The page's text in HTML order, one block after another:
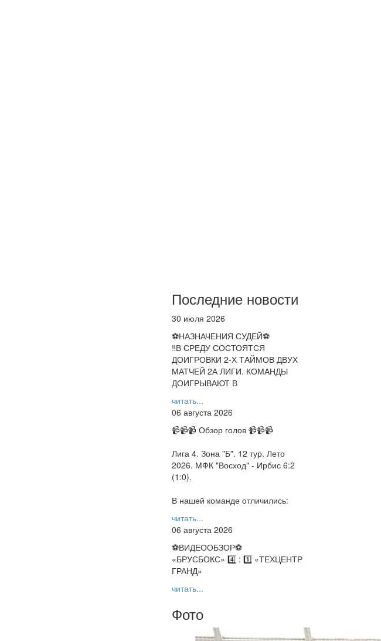
Последние новости
30 июля 2026
⚽НАЗНАЧЕНИЯ СУДЕЙ⚽
‼В СРЕДУ СОСТОЯТСЯ
ДОИГРОВКИ 2-Х ТАЙМОВ ДВУХ
МАТЧЕЙ 2А ЛИГИ. КОМАНДЫ
ДОИГРЫВАЮТ В
читать...
06 августа 2026
📹📹📹 Обзор голов 📹📹📹
Лига 4. Зона "Б". 12 тур. Лето
2026. МФК "Восход" - Ирбис 6:2
(1:0).
В нашей команде отличились:
читать...
06 августа 2026
⚽️ВИДЕООБЗОР⚽️
«БРУСБОКС» 4️⃣ : 1️⃣ «ТЕХЦЕНТР
ГРАНД»
читать...
Фото